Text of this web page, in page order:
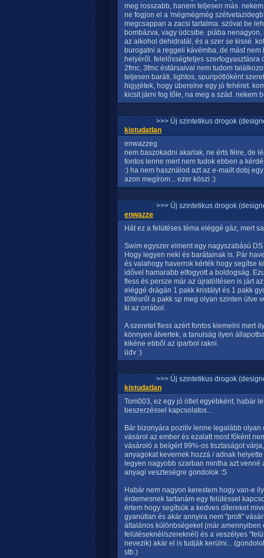
meg rosszabb, hanem teljesen más.
ne fogjon el a 'mégmégmég
megcsappan a zacsi tartalma. szóval be
bombázva, vagy üdcsibe. piába
az alkohol dehidratál, és a szer se kissé.
burogatni a reggeli kávémba, de mást
helyéről. felelősségteljes szerfogyasztásra
2fmc, 3fmc éstársaival nem tudom
teljesen baráti, lightos, spuripótlóként
higyjétek, hogy überelne egy jó fehéret.
kicsit járni fog tőle, na meg a szád. nekem
>>> Új szintetikus drogok
kistudatlan
enwazzeg
nem baszokadni akarlak, ne érts félre, de
fontos lenne mert nem tudok ebben a
:) ha nem használod azt az e-mailt dobj
azon megírom... ezer köszi :)
>>> Új szintetikus drogok
enwazze
Hát ez a felütéses téma eléggé gáz, mert
Swim egyszer elment egy nagyszabású
Hogy legyen neki és barátainak is. Pár
és valahogy haverrok kérték hogy segítse
idővel hamarabb elfogyott a boldogság.
fless és persze már az újratöltésen is járt
eléggé drágán 1 pakk kristályt és 1 pakk
töltésről a pakk sp meg olyan szinten ütve
ki az orrábol.
A szeretet fless azért fontos kiemelni mert
könnyen átvertek, a tanulság ilyen
kikéne ebből az iparbol rakni.
üdv :)
>>> Új szintetikus drogok
kistudatlan
Tom003, ez egy jó ötlet egyébként, habár
beszerzéssel kapcsolatos...
Bár bizonyára pozitív lenne legalább
vásárol az ember és ezalatt most főként
vásároló a beígért 99%-os tisztaságot
anyagokat kevernek hozzá / adnak
legyen nagyobb szarban mintha azt
anyagi veszteségre gondolok :S
Habár nem nagyon kerestem hogy van-e
érdemesnek tartanám egy felütéssel
értem hogy segítsük a kedves dílereket
gyanútlan és akár annyira nem "profi"
általános különbségeket (már
felütéseknél/szereknél) és a veszélyes
nevezik) akár el is tudják kerülni...
stb.)